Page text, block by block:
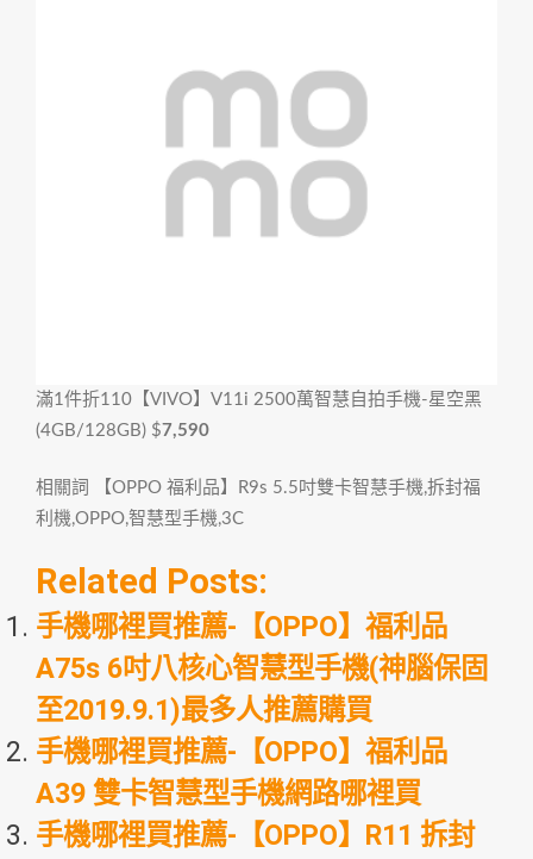
滿1件折110 【VIVO】V11i 2500萬智慧自拍手機-星空黑
(4GB/128GB) $7,590
相關詞 【OPPO 福利品】R9s 5.5吋雙卡智慧手機,拆封福
利機,OPPO,智慧型手機,3C
Related Posts:
手機哪裡買推薦-【OPPO】福利品
A75s 6吋八核心智慧型手機(神腦保固
至2019.9.1)最多人推薦購買
手機哪裡買推薦-【OPPO】福利品
A39 雙卡智慧型手機網路哪裡買
手機哪裡買推薦-【OPPO】R11 拆封